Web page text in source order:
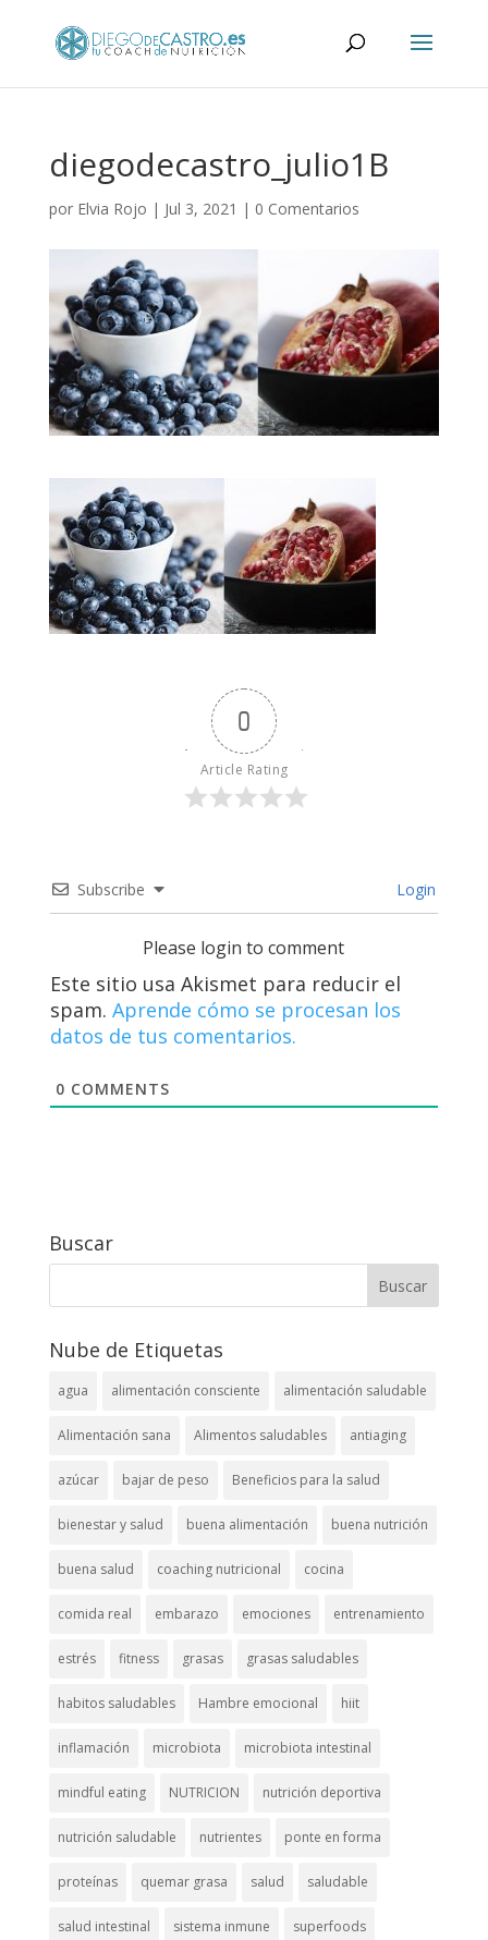
diegodecastro_julio1B
por Elvia Rojo | Jul 3, 2021 | 0 Comentarios
0
Article Rating
Subscribe Login
Please login to comment
Este sitio usa Akismet para reducir el
spam. Aprende cómo se procesan los
datos de tus comentarios.
0 COMMENTS
Buscar
Nube de Etiquetas
agua alimentación consciente alimentación saludable
Alimentación sana Alimentos saludables antiaging
azúcar bajar de peso Beneficios para la salud
bienestar y salud buena alimentación buena nutrición
buena salud coaching nutricional cocina
comida real embarazo emociones entrenamiento
estrés fitness grasas grasas saludables
habitos saludables Hambre emocional hiit
inflamación microbiota microbiota intestinal
mindful eating NUTRICION nutrición deportiva
nutrición saludable nutrientes ponte en forma
proteínas quemar grasa salud saludable
salud intestinal sistema inmune superfoods